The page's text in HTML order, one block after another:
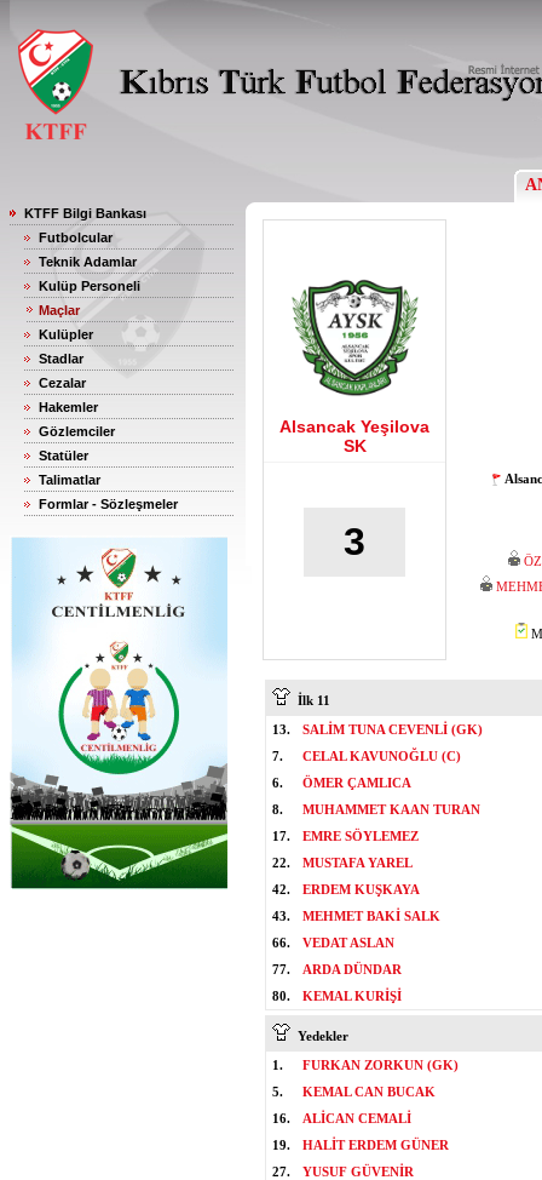
KTFF Bilgi Bankası
Futbolcular
Teknik Adamlar
Kulüp Personeli
Maçlar
Kulüpler
Stadlar
Cezalar
Hakemler
Gözlemciler
Statüler
Talimatlar
Formlar - Sözleşmeler
Alsancak Yeşilova
SK
3
İlk 11
13.
SALİM TUNA CEVENLİ (GK)
7.
CELAL KAVUNOĞLU (C)
6.
ÖMER ÇAMLICA
8.
MUHAMMET KAAN TURAN
17.
EMRE SÖYLEMEZ
22.
MUSTAFA YAREL
42.
ERDEM KUŞKAYA
43.
MEHMET BAKİ SALK
66.
VEDAT ASLAN
77.
ARDA DÜNDAR
80.
KEMAL KURİŞİ
Yedekler
1.
FURKAN ZORKUN (GK)
5.
KEMAL CAN BUCAK
16.
ALİCAN CEMALİ
19.
HALİT ERDEM GÜNER
27.
YUSUF GÜVENİR